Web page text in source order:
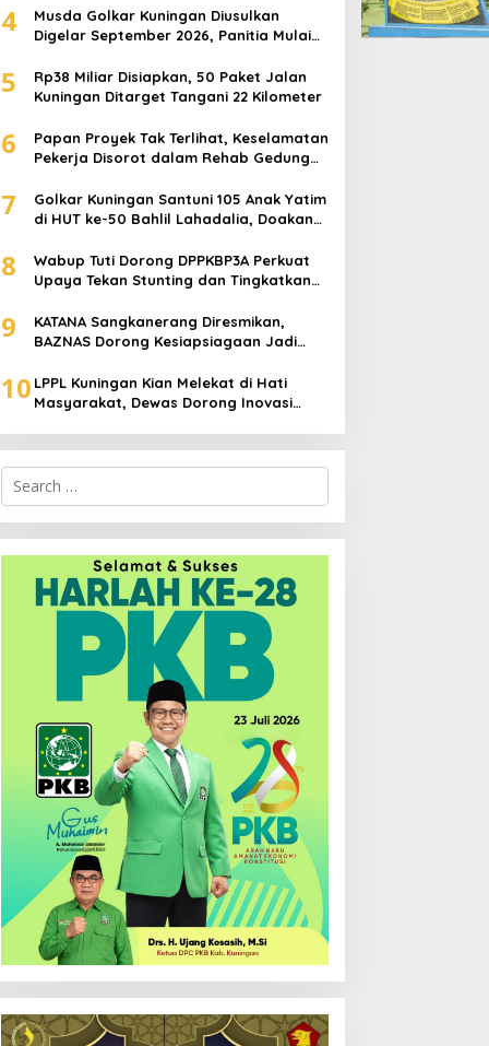
4
Musda Golkar Kuningan Diusulkan
Digelar September 2026, Panitia Mulai
5
Rp38 Miliar Disiapkan, 50 Paket Jalan
Kuningan Ditarget Tangani 22 Kilometer
6
Papan Proyek Tak Terlihat, Keselamatan
Pekerja Disorot dalam Rehab Gedung
7
Golkar Kuningan Santuni 105 Anak Yatim
di HUT ke-50 Bahlil Lahadalia, Doakan
8
Wabup Tuti Dorong DPPKBP3A Perkuat
Upaya Tekan Stunting dan Tingkatkan
9
KATANA Sangkanerang Diresmikan,
BAZNAS Dorong Kesiapsiagaan Jadi
10 LPPL Kuningan Kian Melekat di Hati
Masyarakat, Dewas Dorong Inovasi
Search
for: